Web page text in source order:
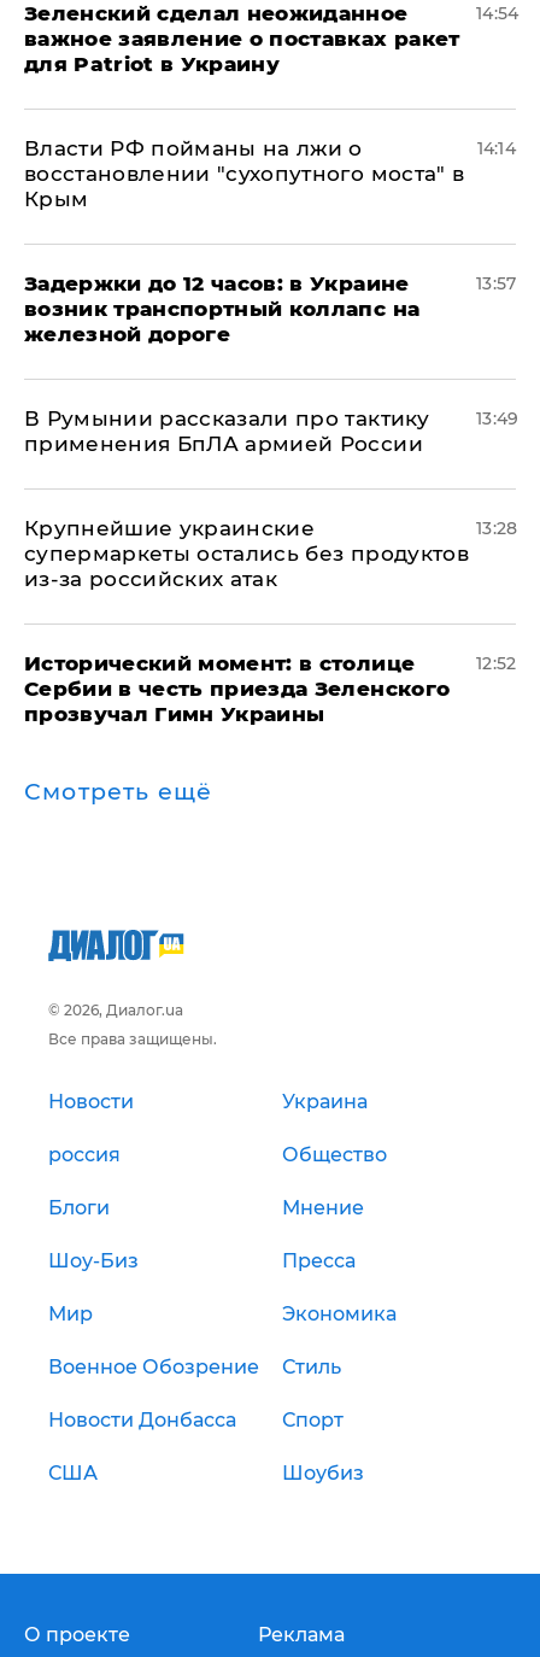
Зеленский сделал неожиданное
важное заявление о поставках ракет
для Patriot в Украину
14:54
Власти РФ пойманы на лжи о
восстановлении "сухопутного моста" в
Крым
14:14
Задержки до 12 часов: в Украине
возник транспортный коллапс на
железной дороге
13:57
В Румынии рассказали про тактику
применения БпЛА армией России
13:49
Крупнейшие украинские
супермаркеты остались без продуктов
из-за российских атак
13:28
Исторический момент: в столице
Сербии в честь приезда Зеленского
прозвучал Гимн Украины
12:52
Смотреть ещё
© 2026, Диалог.ua
Все права защищены.
Новости Украина
россия Общество
Блоги Мнение
Шоу-Биз Пресса
Мир Экономика
Военное Обозрение Стиль
Новости Донбасса Спорт
США Шоубиз
О проекте Реклама